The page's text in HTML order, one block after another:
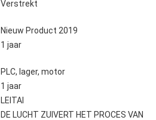
Verstrekt
Nieuw Product 2019
1 jaar
PLC, lager, motor
1 jaar
LEITAI
DE LUCHT ZUIVERT HET PROCES VAN